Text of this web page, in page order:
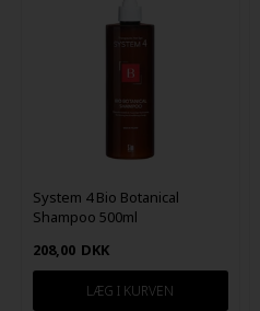
System 4 Bio Botanical
Shampoo 500ml
208,00 DKK